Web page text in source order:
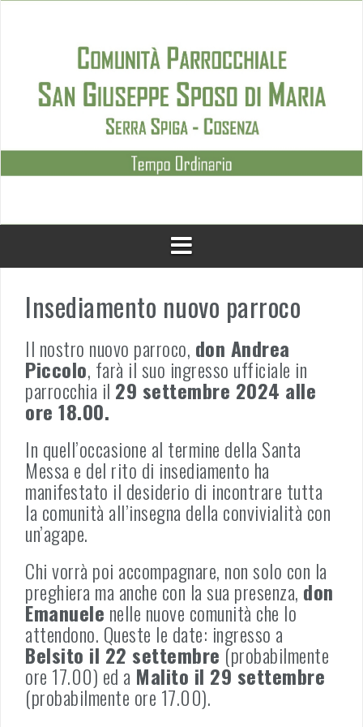
Insediamento nuovo parroco
Il nostro nuovo parroco, don Andrea
Piccolo, farà il suo ingresso ufficiale in
parrocchia il 29 settembre 2024 alle
ore 18.00.
In quell’occasione al termine della Santa
Messa e del rito di insediamento ha
manifestato il desiderio di incontrare tutta
la comunità all’insegna della convivialità con
un’agape.
Chi vorrà poi accompagnare, non solo con la
preghiera ma anche con la sua presenza, don
Emanuele nelle nuove comunità che lo
attendono. Queste le date: ingresso a
Belsito il 22 settembre (probabilmente
ore 17.00) ed a Malito il 29 settembre
(probabilmente ore 17.00).